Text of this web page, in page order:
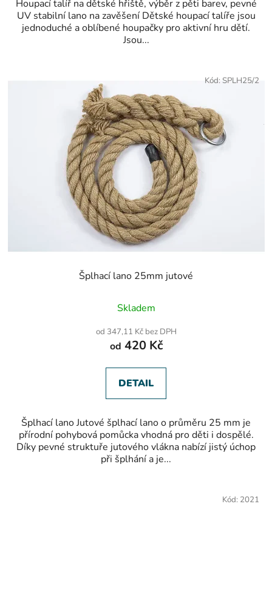
Houpací talíř na dětské hřiště, výběr z pěti barev, pevné
UV stabilní lano na zavěšení Dětské houpací talíře jsou
jednoduché a oblíbené houpačky pro aktivní hru dětí.
Jsou...
Šplhací lano 25mm jutové
hodnocení
je
5,0
5
hvězdiček.
Skladem
od 347,11 Kč bez DPH
od 420 Kč
DETAIL
Šplhací lano Jutové šplhací lano o průměru 25 mm je
přírodní pohybová pomůcka vhodná pro děti i dospělé.
Díky pevné struktuře jutového vlákna nabízí jistý úchop
při šplhání a je...
Kód:SPLH25/2
Kód: 2021